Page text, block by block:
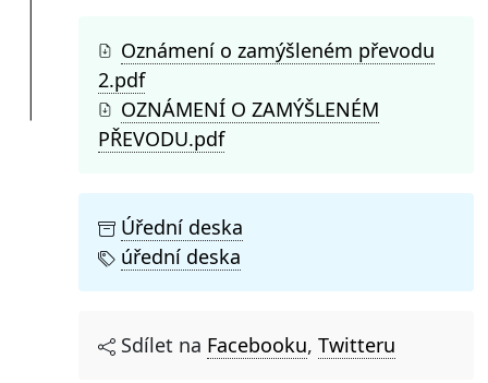
Oznámení o zamýšleném převodu
2.pdf
OZNÁMENÍ O ZAMÝŠLENÉM
PŘEVODU.pdf
Úřední deska
úřední deska
Sdílet na Facebooku, Twitteru